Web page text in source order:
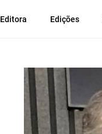
Editora Edições